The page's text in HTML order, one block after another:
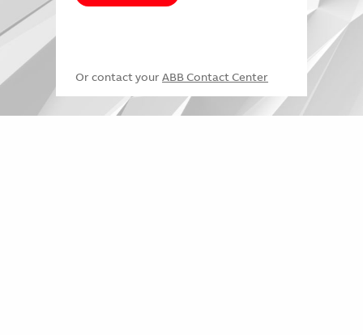
Or contact your ABB Contact Center